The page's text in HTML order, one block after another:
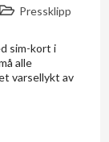
Pressklipp
sim-kort i
alle
varsellykt av